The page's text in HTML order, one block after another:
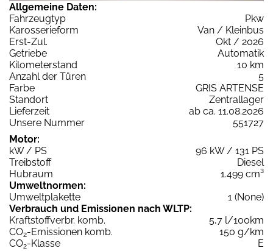
Allgemeine Daten:
Fahrzeugtyp
Pkw
Karosserieform
Van / Kleinbus
Erst-Zul.
Okt / 2026
Getriebe
Automatik
Kilometerstand
10 km
Anzahl der Türen
5
Farbe
GRIS ARTENSE
Standort
Zentrallager
Lieferzeit
ab ca. 11.08.2026
Unsere Nummer
551727
Motor:
kW / PS
96 kW / 131 PS
Treibstoff
Diesel
Hubraum
1.499 cm³
Umweltnormen:
Umweltplakette
1 (None)
Verbrauch und Emissionen nach WLTP:
Kraftstoffverbr. komb.
5,7 l/100km
CO2-Emissionen komb.
150 g/km
CO2-Klasse
E